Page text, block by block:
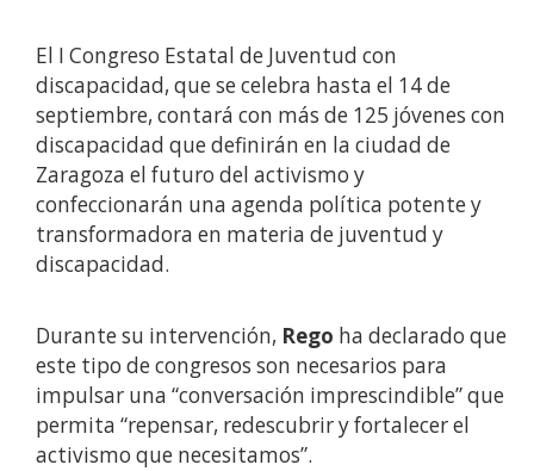
El I Congreso Estatal de Juventud con
discapacidad, que se celebra hasta el 14 de
septiembre, contará con más de 125 jóvenes con
discapacidad que definirán en la ciudad de
Zaragoza el futuro del activismo y
confeccionarán una agenda política potente y
transformadora en materia de juventud y
discapacidad.
Durante su intervención, Rego ha declarado que
este tipo de congresos son necesarios para
impulsar una “conversación imprescindible” que
permita “repensar, redescubrir y fortalecer el
activismo que necesitamos”.